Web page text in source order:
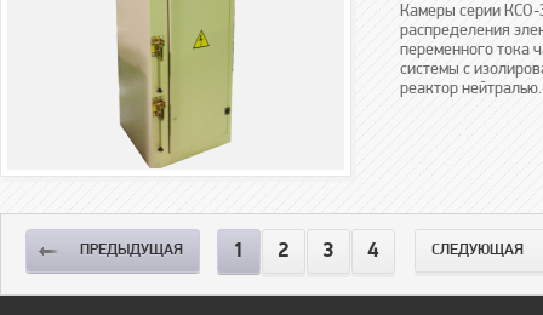
Камеры серии КСО-
распределения
переменного тока
системы с
реактор нейтралью.
ПРЕДЫДУЩАЯ 1 2 3 4 СЛЕДУЮЩАЯ